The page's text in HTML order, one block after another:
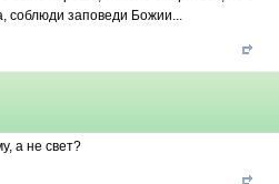
соблюди заповеди Божии...
а не свет?